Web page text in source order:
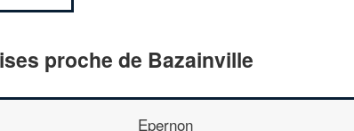
proche de Bazainville
Epernon